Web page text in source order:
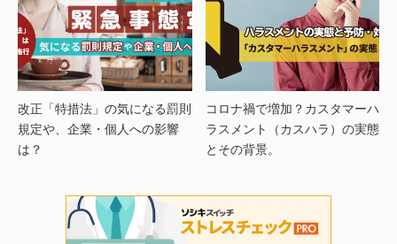
改正「特措法」の気になる罰則
規定や、企業・個人への影響
は？
コロナ禍で増加？カスタマーハ
ラスメント（カスハラ）の実態
とその背景。